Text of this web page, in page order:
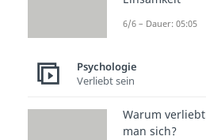
6/6 – Dauer: 05:05
Psychologie
Verliebt sein
Warum verliebt
man sich?